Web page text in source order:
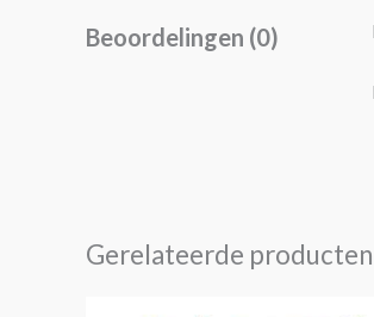
Beoordelingen (0)
Gerelateerde producten